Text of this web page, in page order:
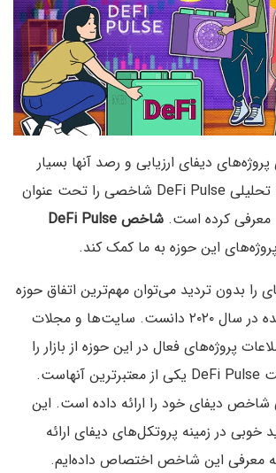
پروژه‌های دیفای ارزیابی و رصد آنها بسیار
دشوار است. سایت تحلیلی DeFi Pulse شاخصی را تحت عنوان
شاخص DeFi Pulse
این حوزه به ما کمک کند.
را بدون تردید می‌توان مهم‌ترین اتفاق حوزه
ارزهای رمزنگاری شده در سال ۲۰۲۰ دانست. سایت‌ها و مجلات
پروژه‌های فعال در این حوزه از بازار را
ارائه می‌دهند. سایت DeFi Pulse یکی از معتبرترین آنهاست.
شاخص دیفای خود را ارائه داده است. این
در زمینه پروتکل‌های دیفای ارائه
به معرفی این شاخص اختصاص داده‌ایم.